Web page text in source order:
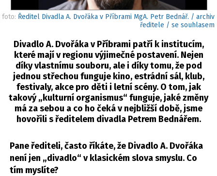
foto: Ředitel Divadla A. Dvořáka v Příbrami MgA. Petr Bednář. / archiv
ředitele / se souhlasem
Divadlo A. Dvořáka v Příbrami patří k institucím,
které mají v regionu výjimečné postavení. Nejen
díky vlastnímu souboru, ale i díky tomu, že pod
jednou střechou funguje kino, estrádní sál, klub,
festivaly, akce pro děti i letní scény. O tom, jak
takový „kulturní organismus“ funguje, jaké změny
má za sebou a co ho čeká v nejbližší době, jsme
hovořili s ředitelem divadla Petrem Bednářem.
Pane řediteli, často říkáte, že Divadlo A. Dvořáka
není jen „divadlo“ v klasickém slova smyslu. Co
tím myslíte?